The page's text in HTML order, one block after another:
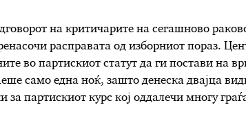
на критичарите на сегашново
расправата од изборниот пораз.
во партискиот статут да ги постави на
само една ноќ, зашто денеска двајца
за партискиот курс кој оддалечи многу